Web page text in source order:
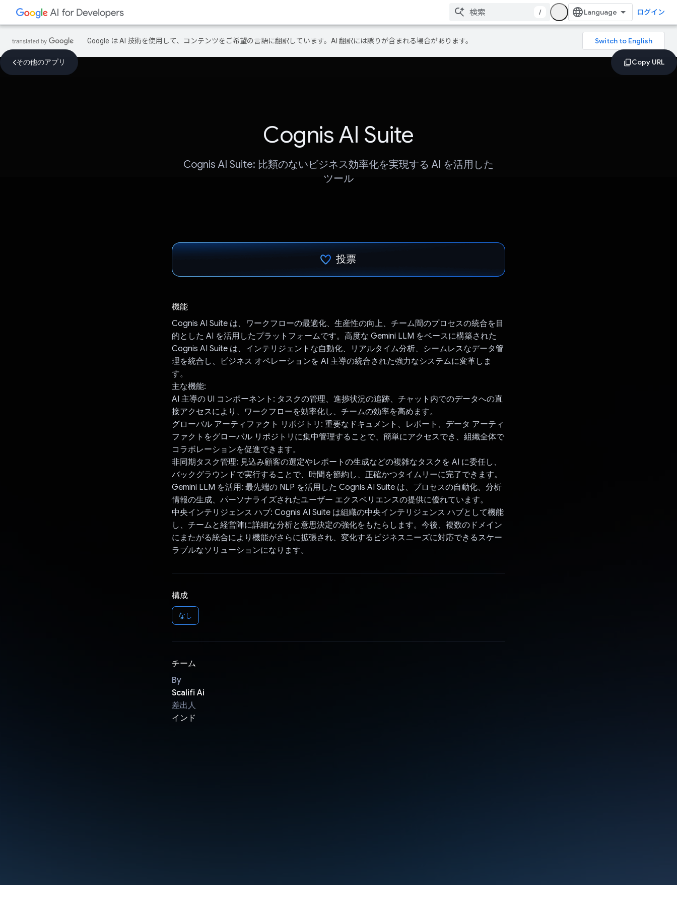
/ ログイン
Google は AI 技術を使用して、コンテンツをご希望の言語に翻訳しています。AI 翻訳には誤りが含まれる場合があります。
その他のアプリ
Cognis AI Suite
Cognis AI Suite: 比類のないビジネス効率化を実現する AI を活用した
ツール
投票
機能
Cognis AI Suite は、ワークフローの最適化、生産性の向上、チーム間のプロセスの統合を目
的とした AI を活用したプラットフォームです。高度な Gemini LLM をベースに構築された
Cognis AI Suite は、インテリジェントな自動化、リアルタイム分析、シームレスなデータ管
理を統合し、ビジネス オペレーションを AI 主導の統合された強力なシステムに変革しま
す。
主な機能:
AI 主導の UI コンポーネント: タスクの管理、進捗状況の追跡、チャット内でのデータへの直
接アクセスにより、ワークフローを効率化し、チームの効率を高めます。
グローバル アーティファクト リポジトリ: 重要なドキュメント、レポート、データ アーティ
ファクトをグローバル リポジトリに集中管理することで、簡単にアクセスでき、組織全体で
コラボレーションを促進できます。
非同期タスク管理: 見込み顧客の選定やレポートの生成などの複雑なタスクを AI に委任し、
バックグラウンドで実行することで、時間を節約し、正確かつタイムリーに完了できます。
Gemini LLM を活用: 最先端の NLP を活用した Cognis AI Suite は、プロセスの自動化、分析
情報の生成、パーソナライズされたユーザー エクスペリエンスの提供に優れています。
中央インテリジェンス ハブ: Cognis AI Suite は組織の中央インテリジェンス ハブとして機能
し、チームと経営陣に詳細な分析と意思決定の強化をもたらします。今後、複数のドメイン
にまたがる統合により機能がさらに拡張され、変化するビジネスニーズに対応できるスケー
ラブルなソリューションになります。
構成
なし
チーム
By
Scalifi Ai
差出人
インド